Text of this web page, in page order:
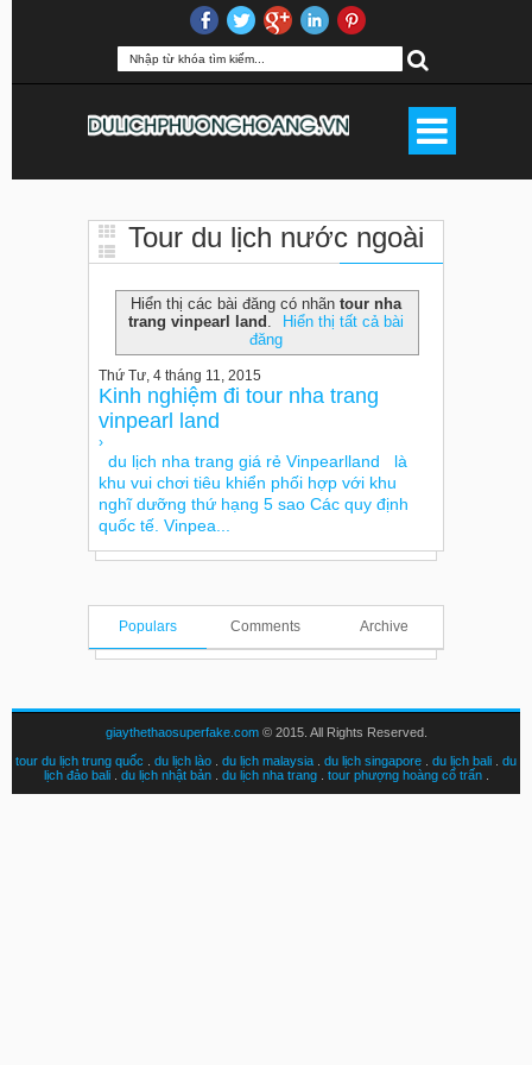
Tour du lịch nước ngoài
Hiển thị các bài đăng có nhãn tour nha
trang vinpearl land
Hiển thị tất cả bài
đăng
Thứ Tư, 4 tháng 11, 2015
Kinh nghiệm đi tour nha trang
vinpearl land
›
du lịch nha trang giá rẻ Vinpearlland là
khu vui chơi tiêu khiển phối hợp với khu
nghĩ dưỡng thứ hạng 5 sao Các quy định
quốc tế. Vinpea...
Populars Comments Archive
giaythethaosuperfake.com© 2015. All Rights Reserved.
tour du lịch trung quốc
du lịch lào du lịch malaysia du lịch singapore du lịch bali
du
lịch đảo bali. du lịch nhật bản. du lịch nha trang. tour phượng hoàng cổ trấn.